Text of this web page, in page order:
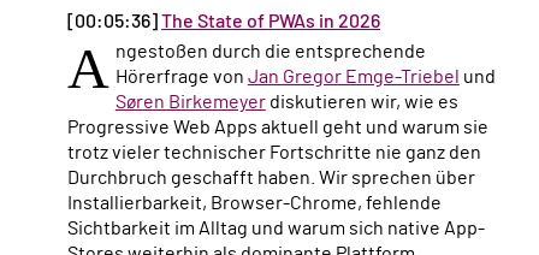
[00:05:36] The State of PWAs in 2026
A ngestoßen durch die entsprechende
Hörerfrage von Jan Gregor Emge-Triebel und
Søren Birkemeyerdiskutieren wir, wie es
Progressive Web Apps aktuell geht und warum sie
trotz vieler technischer Fortschritte nie ganz den
Durchbruch geschafft haben. Wir sprechen über
Installierbarkeit, Browser-Chrome, fehlende
Sichtbarkeit im Alltag und warum sich native App-